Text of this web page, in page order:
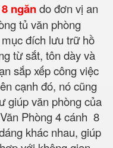
ngăndo đơn vị an
tủ văn phòng
đích lưu trữ hồ
từ sắt, tôn dày và
sắp xếp công việc
cạnh đó, nó cũng
giúp văn phòng của
Phòng 4 cánh 8
khác nhau, giúp